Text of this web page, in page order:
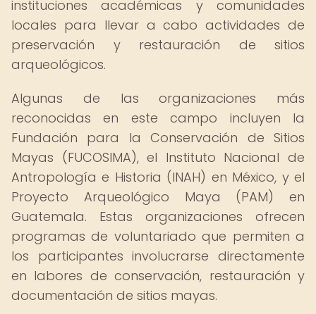
instituciones académicas y comunidades
locales para llevar a cabo actividades de
preservación y restauración de sitios
arqueológicos.
Algunas de las organizaciones más
reconocidas en este campo incluyen la
Fundación para la Conservación de Sitios
Mayas (FUCOSIMA), el Instituto Nacional de
Antropología e Historia (INAH) en México, y el
Proyecto Arqueológico Maya (PAM) en
Guatemala. Estas organizaciones ofrecen
programas de voluntariado que permiten a
los participantes involucrarse directamente
en labores de conservación, restauración y
documentación de sitios mayas.